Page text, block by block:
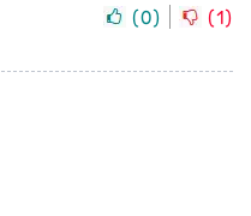
(0) (1)